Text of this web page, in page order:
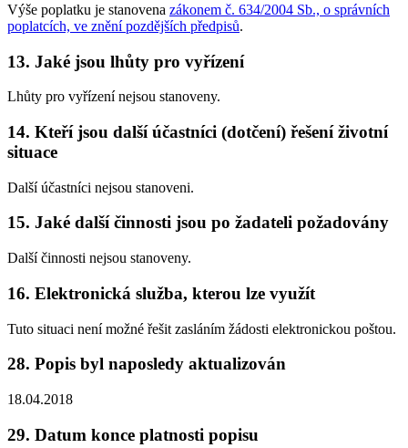
Výše poplatku je stanovena zákonem č. 634/2004 Sb., o správních
poplatcích, ve znění pozdějších předpisů.
13. Jaké jsou lhůty pro vyřízení
Lhůty pro vyřízení nejsou stanoveny.
14. Kteří jsou další účastníci (dotčení) řešení životní
situace
Další účastníci nejsou stanoveni.
15. Jaké další činnosti jsou po žadateli požadovány
Další činnosti nejsou stanoveny.
16. Elektronická služba, kterou lze využít
Tuto situaci není možné řešit zasláním žádosti elektronickou poštou.
28. Popis byl naposledy aktualizován
18.04.2018
29. Datum konce platnosti popisu